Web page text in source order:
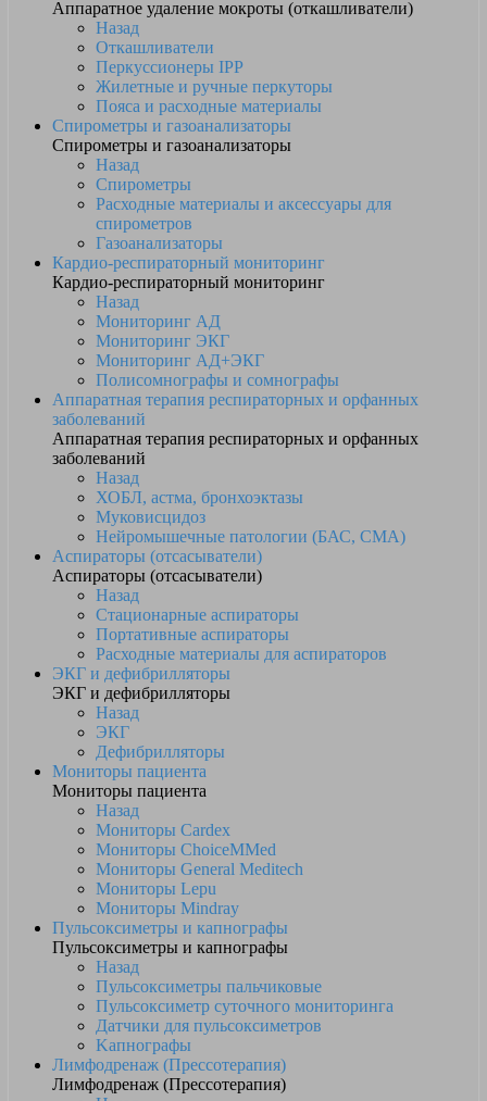
Аппаратное удаление мокроты (откашливатели)
Назад
Откашливатели
Перкуссионеры IPP
Жилетные и ручные перкуторы
Пояса и расходные материалы
Спирометры и газоанализаторы
Спирометры и газоанализаторы
Назад
Спирометры
Расходные материалы и аксессуары для
спирометров
Газоанализаторы
Кардио-респираторный мониторинг
Кардио-респираторный мониторинг
Назад
Мониторинг АД
Мониторинг ЭКГ
Мониторинг АД+ЭКГ
Полисомнографы и сомнографы
Аппаратная терапия респираторных и орфанных
заболеваний
Аппаратная терапия респираторных и орфанных
заболеваний
Назад
ХОБЛ, астма, бронхоэктазы
Муковисцидоз
Нейромышечные патологии (БАС, СМА)
Аспираторы (отсасыватели)
Аспираторы (отсасыватели)
Назад
Стационарные аспираторы
Портативные аспираторы
Расходные материалы для аспираторов
ЭКГ и дефибрилляторы
ЭКГ и дефибрилляторы
Назад
ЭКГ
Дефибрилляторы
Мониторы пациента
Мониторы пациента
Назад
Мониторы Cardex
Мониторы ChoiceMMed
Мониторы General Meditech
Мониторы Lepu
Мониторы Mindray
Пульсоксиметры и капнографы
Пульсоксиметры и капнографы
Назад
Пульсоксиметры пальчиковые
Пульсоксиметр суточного мониторинга
Датчики для пульсоксиметров
Kапнографы
Лимфодренаж (Прессотерапия)
Лимфодренаж (Прессотерапия)